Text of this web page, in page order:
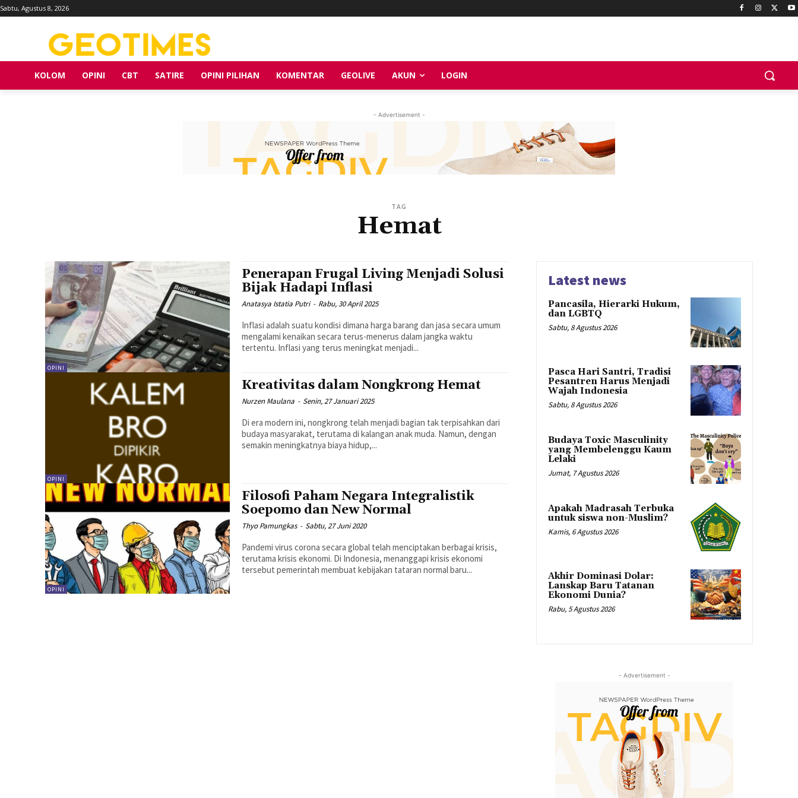
Sabtu, Agustus 8, 2026
KOLOM OPINI CBT SATIRE OPINI PILIHAN KOMENTAR GEOLIVE AKUN LOGIN
- Advertisement -
TAG
Hemat
OPINI
Penerapan Frugal Living Menjadi Solusi
Bijak Hadapi Inflasi
Anatasya Istatia Putri - Rabu, 30 April 2025
Inflasi adalah suatu kondisi dimana harga barang dan jasa secara umum
mengalami kenaikan secara terus-menerus dalam jangka waktu
tertentu. Inflasi yang terus meningkat menjadi...
OPINI
Kreativitas dalam Nongkrong Hemat
Nurzen Maulana - Senin, 27 Januari 2025
Di era modern ini, nongkrong telah menjadi bagian tak terpisahkan dari
budaya masyarakat, terutama di kalangan anak muda. Namun, dengan
semakin meningkatnya biaya hidup,...
OPINI
Filosofi Paham Negara Integralistik
Soepomo dan New Normal
Thyo Pamungkas - Sabtu, 27 Juni 2020
Pandemi virus corona secara global telah menciptakan berbagai krisis,
terutama krisis ekonomi. Di Indonesia, menanggapi krisis ekonomi
tersebut pemerintah membuat kebijakan tataran normal baru...
Latest news
Pancasila, Hierarki Hukum,
dan LGBTQ
Sabtu, 8 Agustus 2026
Pasca Hari Santri, Tradisi
Pesantren Harus Menjadi
Wajah Indonesia
Sabtu, 8 Agustus 2026
Budaya Toxic Masculinity
yang Membelenggu Kaum
Lelaki
Jumat, 7 Agustus 2026
Apakah Madrasah Terbuka
untuk siswa non-Muslim?
Kamis, 6 Agustus 2026
Akhir Dominasi Dolar:
Lanskap Baru Tatanan
Ekonomi Dunia?
Rabu, 5 Agustus 2026
- Advertisement -